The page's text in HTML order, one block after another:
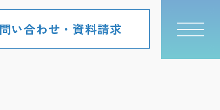
い合わせ・資料請求